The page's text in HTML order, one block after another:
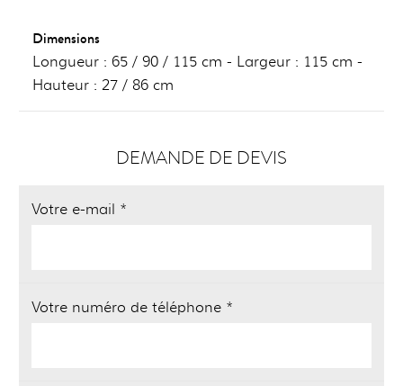
Dimensions
Longueur : 65 / 90 / 115 cm - Largeur : 115 cm -
Hauteur : 27 / 86 cm
DEMANDE DE DEVIS
Votre e-mail *
Votre numéro de téléphone *